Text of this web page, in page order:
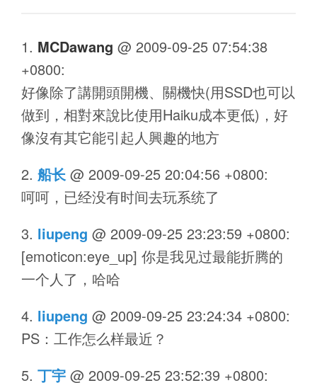
MCDawang @ 2009-09-25 07:54:38
+0800:
好像除了講開頭開機、關機快(用SSD也可以
做到，相對來說比使用Haiku成本更低)，好
像沒有其它能引起人興趣的地方
船长 @ 2009-09-25 20:04:56 +0800:
呵呵，已经没有时间去玩系统了
liupeng @ 2009-09-25 23:23:59 +0800:
[emoticon:eye_up] 你是我见过最能折腾的
一个人了，哈哈
liupeng @ 2009-09-25 23:24:34 +0800:
PS：工作怎么样最近？
丁宇 @ 2009-09-25 23:52:39 +0800: